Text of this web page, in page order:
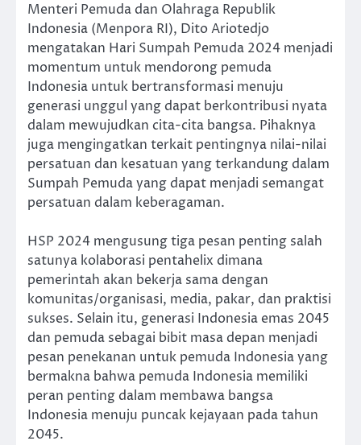
Menteri Pemuda dan Olahraga Republik
Indonesia (Menpora RI), Dito Ariotedjo
mengatakan Hari Sumpah Pemuda 2024 menjadi
momentum untuk mendorong pemuda
Indonesia untuk bertransformasi menuju
generasi unggul yang dapat berkontribusi nyata
dalam mewujudkan cita-cita bangsa. Pihaknya
juga mengingatkan terkait pentingnya nilai-nilai
persatuan dan kesatuan yang terkandung dalam
Sumpah Pemuda yang dapat menjadi semangat
persatuan dalam keberagaman.
HSP 2024 mengusung tiga pesan penting salah
satunya kolaborasi pentahelix dimana
pemerintah akan bekerja sama dengan
komunitas/organisasi, media, pakar, dan praktisi
sukses. Selain itu, generasi Indonesia emas 2045
dan pemuda sebagai bibit masa depan menjadi
pesan penekanan untuk pemuda Indonesia yang
bermakna bahwa pemuda Indonesia memiliki
peran penting dalam membawa bangsa
Indonesia menuju puncak kejayaan pada tahun
2045.